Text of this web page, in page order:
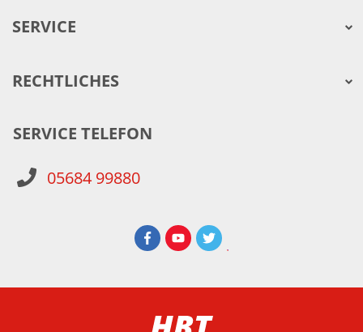
SERVICE
RECHTLICHES
SERVICE TELEFON
05684 99880